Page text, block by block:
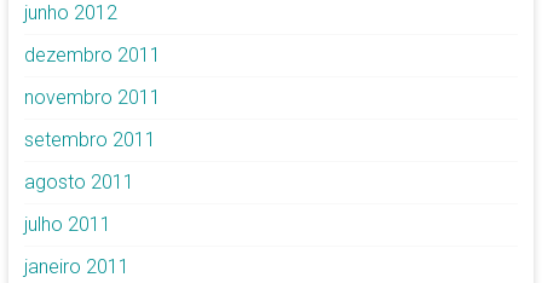
junho 2012
dezembro 2011
novembro 2011
setembro 2011
agosto 2011
julho 2011
janeiro 2011